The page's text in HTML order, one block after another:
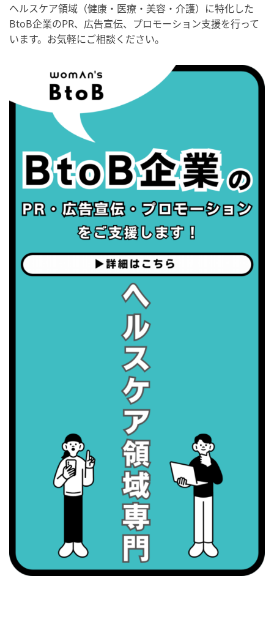
・がん征圧月間
・世界アルツハイマー月間
・健康増進普及月間
・職場の健康診断実施強化月間
・世界性の健康デー
2026/09/05(土)
・世界アルツハイマー月間
・健康増進普及月間
・歯ヂカラ探究月間
・職場の健康診断実施強化月間
・がん征圧月間
・世界アルツハイマー月間
・職場の健康診断実施強化月間
・職場の健康診断実施強化月間
2026/09/08(火)
・がん征圧月間
・世界アルツハイマー月間
・職場の健康診断実施強化月間
・スッキリ美腸の日
ヘルスケア領域（健康・医療・美容・介護）に特化した
BtoB企業のPR、広告宣伝、プロモーション支援を行って
います。お気軽にご相談ください。